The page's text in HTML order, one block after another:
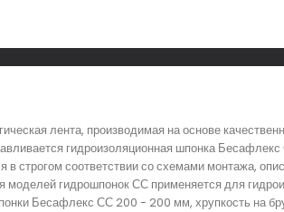
лента, производимая на основе
гидроизоляционная шпонка
в строгом соответствии со схемами монтажа,
моделей гидрошпонок СС применяется для
Бесафлекс СС 200 - 200 мм, хрупкость на